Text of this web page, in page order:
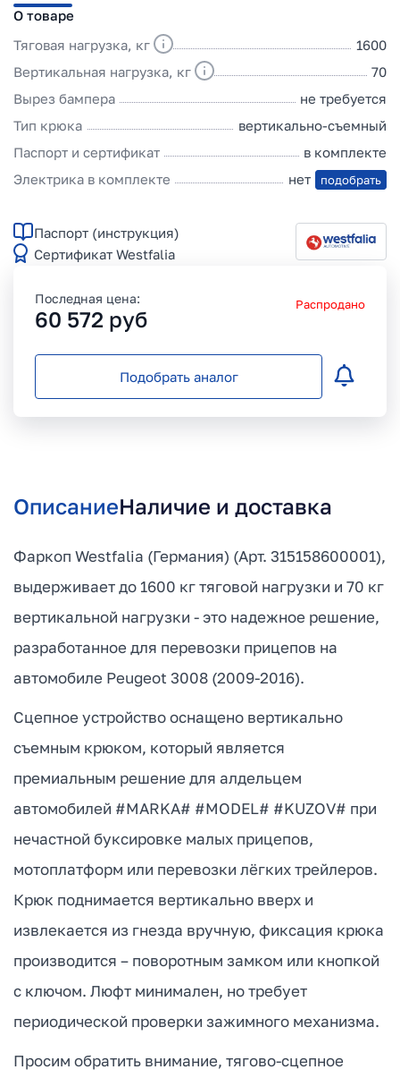
О товаре
Тяговая нагрузка, кг
1600
Вертикальная нагрузка, кг
70
Вырез бампера
не требуется
Тип крюка
вертикально-съемный
Паспорт и сертификат
в комплекте
Электрика в комплекте
нет подобрать
Паспорт (инструкция)
Сертификат Westfalia
Последная цена:
60 572 руб
Распродано
Подобрать аналог
ОписаниеНаличие и доставка
Фаркоп Westfalia (Германия) (Арт. 315158600001),
выдерживает до 1600 кг тяговой нагрузки и 70 кг
вертикальной нагрузки - это надежное решение,
разработанное для перевозки прицепов на
автомобиле Peugeot 3008 (2009-2016).
Сцепное устройство оснащено вертикально
съемным крюком, который является
премиальным решение для алдельцем
автомобилей #MARKA# #MODEL# #KUZOV# при
нечастной буксировке малых прицепов,
мотоплатформ или перевозки лёгких трейлеров.
Крюк поднимается вертикально вверх и
извлекается из гнезда вручную, фиксация крюка
производится – поворотным замком или кнопкой
с ключом. Люфт минимален, но требует
периодической проверки зажимного механизма.
Просим обратить внимание, тягово-сцепное